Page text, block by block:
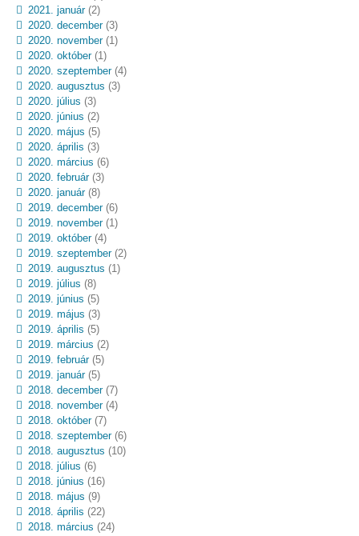
2021. január(2)
2020. december(3)
2020. november(1)
2020. október(1)
2020. szeptember(4)
2020. augusztus (3)
2020. július (3)
2020. június (2)
2020. május (5)
2020. április (3)
2020. március (6)
2020. február(3)
2020. január(8)
2019. december(6)
2019. november(1)
2019. október(4)
2019. szeptember(2)
2019. augusztus (1)
2019. július (8)
2019. június (5)
2019. május (3)
2019. április (5)
2019. március (2)
2019. február(5)
2019. január(5)
2018. december(7)
2018. november(4)
2018. október(7)
2018. szeptember(6)
2018. augusztus (10)
2018. július (6)
2018. június (16)
2018. május (9)
2018. április (22)
2018. március (24)